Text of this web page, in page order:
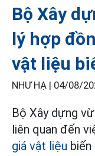
Bộ Xây
lý hợp
vật liệu
NHƯ HẠ | 04/08/
Bộ Xây dựng
liên quan đến
giá vật liệu